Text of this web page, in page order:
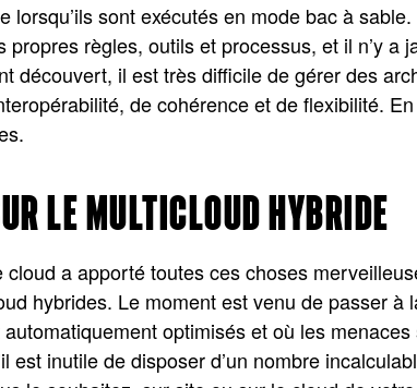
sont exécutés en mode bac à
règles, outils et processus, et il n’y
découvert, il est très difficile de gérer des
de cohérence et de flexibilité.
LE MULTICLOUD HYBRIDE
a apporté toutes ces choses
hybrides. Le moment est venu de passer
optimisés et où les
est inutile de disposer d’un nombre